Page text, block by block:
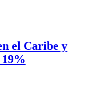
el Caribe y